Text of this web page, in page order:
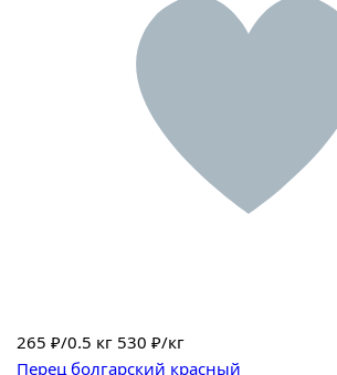
265 ₽/0.5 кг 530 ₽/кг
Перец болгарский красный